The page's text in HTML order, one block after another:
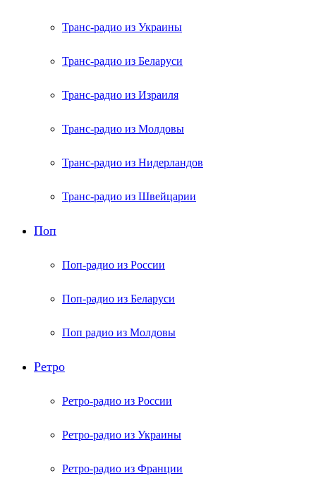
Транс-радио из Украины
Транс-радио из Беларуси
Транс-радио из Израиля
Транс-радио из Молдовы
Транс-радио из Нидерландов
Транс-радио из Швейцарии
Поп
Поп-радио из России
Поп-радио из Беларуси
Поп радио из Молдовы
Ретро
Ретро-радио из России
Ретро-радио из Украины
Ретро-радио из Франции